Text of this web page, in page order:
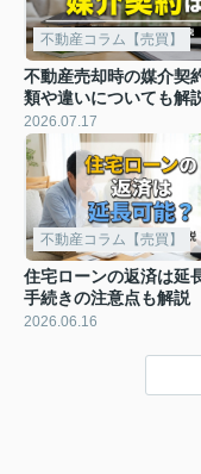
不動産コラム【売買】
不動産売却時の媒介契
類や違いについても解
2026.07.17
不動産コラム【売買】
住宅ローンの返済は延
手続きの注意点も解説
2026.06.16